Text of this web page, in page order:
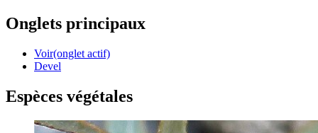
Onglets principaux
Voir(onglet actif)
Devel
Espèces végétales